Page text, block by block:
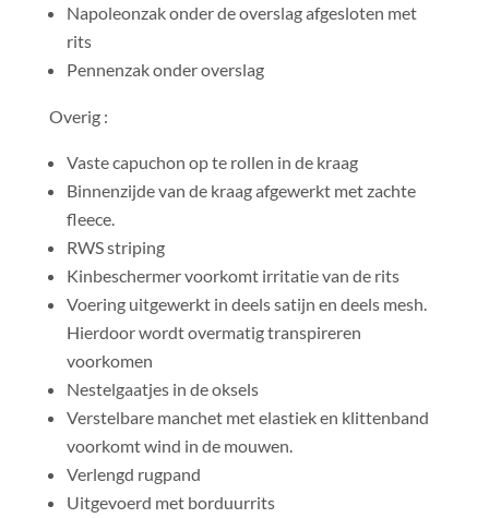
Napoleonzak onder de overslag afgesloten met
rits
Pennenzak onder overslag
Overig :
Vaste capuchon op te rollen in de kraag
Binnenzijde van de kraag afgewerkt met zachte
fleece.
RWS striping
Kinbeschermer voorkomt irritatie van de rits
Voering uitgewerkt in deels satijn en deels mesh.
Hierdoor wordt overmatig transpireren
voorkomen
Nestelgaatjes in de oksels
Verstelbare manchet met elastiek en klittenband
voorkomt wind in de mouwen.
Verlengd rugpand
Uitgevoerd met borduurrits